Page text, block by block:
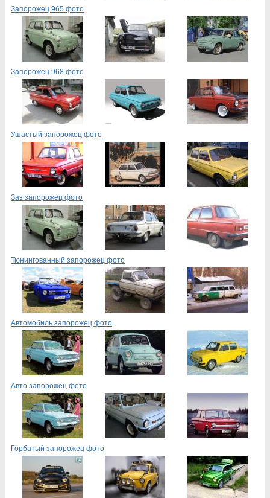
Запорожец 965 фото
Запорожец 968 фото
Ушастый запорожец фото
Заз запорожец фото
Тюнингованный запорожец фото
Автомобиль запорожец фото
Авто запорожец фото
Горбатый запорожец фото